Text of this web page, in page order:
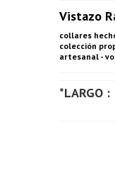
Vistazo
collares
colección
artesanal -
*LARGO :